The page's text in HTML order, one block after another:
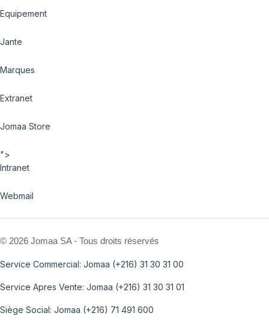
Equipement
Jante
Marques
Extranet
Jomaa Store
">
Intranet
Webmail
© 2026 Jomaa SA - Tous droits réservés
Service Commercial: Jomaa (+216) 31 30 31 00
Service Apres Vente: Jomaa (+216) 31 30 31 01
Siège Social: Jomaa (+216) 71 491 600